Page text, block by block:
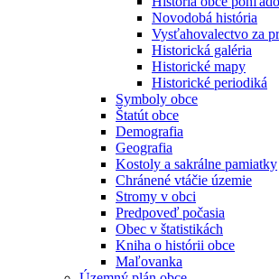
Novodobá história
Vysťahovalectvo za
Historická galéria
Historické mapy
Historické periodiká
Symboly obce
Štatút obce
Demografia
Geografia
Kostoly a sakrálne pamiatky
Chránené vtáčie územie
Stromy v obci
Predpoveď počasia
Obec v štatistikách
Kniha o histórii obce
Maľovanka